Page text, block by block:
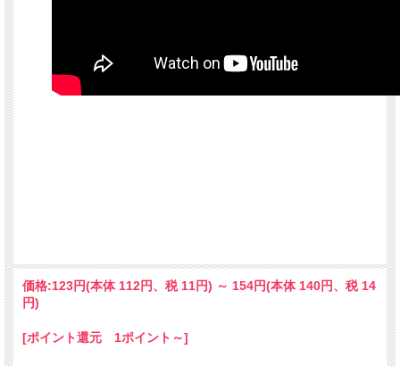
価格:123円(本体 112円、税 11円) ～ 154円(本体 140円、税 14
円)
[ポイント還元 1ポイント～]